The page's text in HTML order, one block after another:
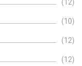
(12)
(10)
(12)
(12)